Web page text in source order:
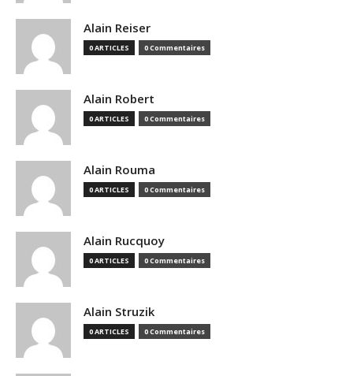
Alain Reiser
0 ARTICLES 0 Commentaires
Alain Robert
0 ARTICLES 0 Commentaires
Alain Rouma
0 ARTICLES 0 Commentaires
Alain Rucquoy
0 ARTICLES 0 Commentaires
Alain Struzik
0 ARTICLES 0 Commentaires